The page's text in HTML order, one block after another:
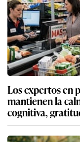
Los expertos en
mantienen la
cognitiva,